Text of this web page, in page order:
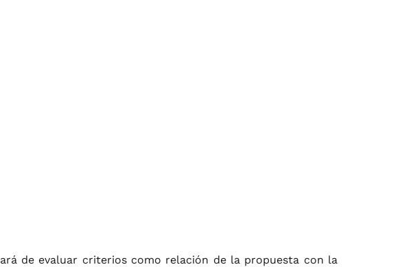
de evaluar criterios como relación de la propuesta con la